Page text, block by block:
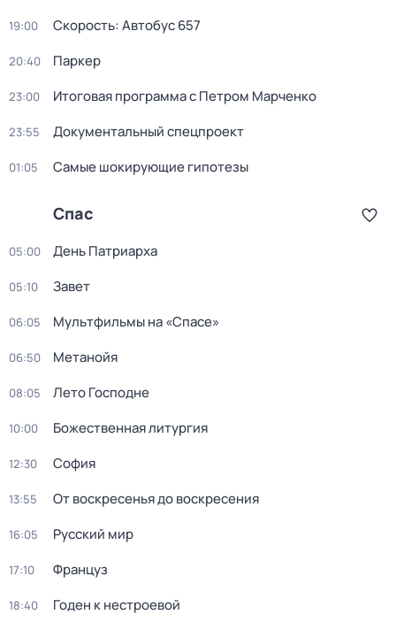
19:00 Скорость: Автобус 657
20:40 Пapкер
23:00 Итоговая программа с Петром Марченко
23:55 Документальный спецпроект
01:05 Самые шoкиpующие гипотезы
Спас
05:00 День Патриарха
05:10 Завет
06:05 Мультфильмы на «Спасе»
06:50 Метанойя
08:05 Лето Господне
10:00 Божественная литургия
12:30 София
13:55 От воскресенья до воскресения
16:05 Русский мир
17:10 Француз
18:40 Годен к нестроевой